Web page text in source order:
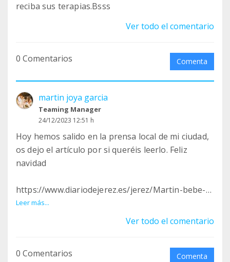
reciba sus terapias.Bsss
Ver todo el comentario
0 Comentarios Comenta
martin joya garcia
Teaming Manager
24/12/2023 12:51 h
Hoy hemos salido en la prensa local de mi ciudad,
os dejo el artículo por si queréis leerlo. Feliz
navidad
https://www.diariodejerez.es/jerez/Martin-bebe-
Jerez-sindrome-raro-mutacion-gen-
Leer más...
Ver todo el comentario
0 Comentarios Comenta